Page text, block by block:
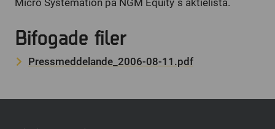
Micro Systemation på NGM Equity`s aktielista.
Bifogade filer
Pressmeddelande_2006-08-11.pdf